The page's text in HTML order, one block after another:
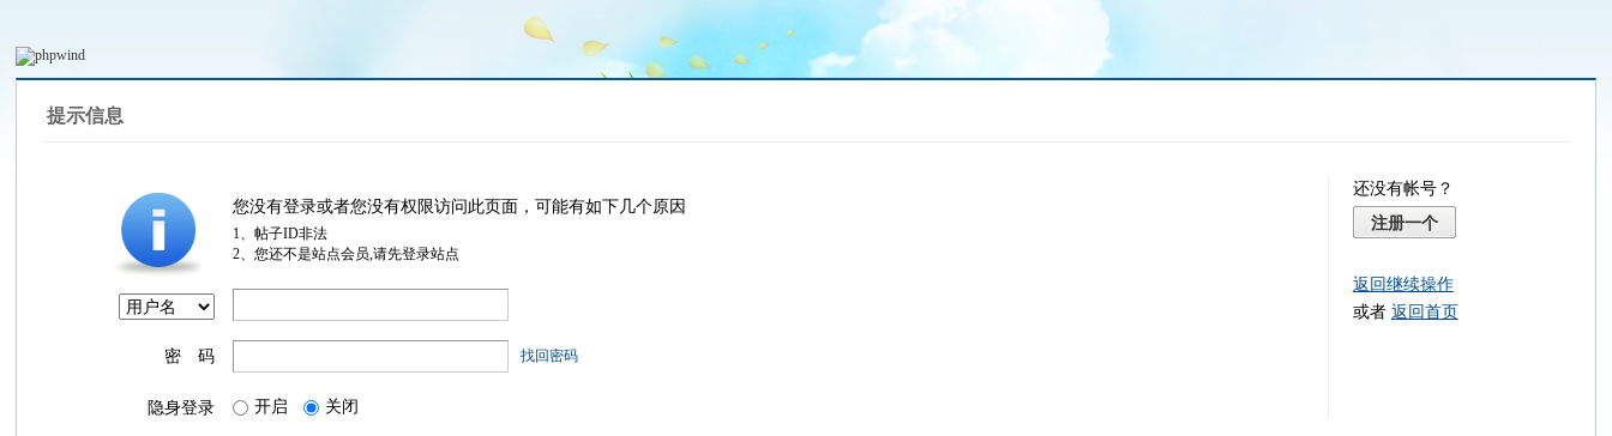
提示信息
您没有登录或者您没有权限访问此页面，可能有如下几个原因
1、帖子ID非法
2、您还不是站点会员,请先登录站点
密 码 找回密码
隐身登录 开启 关闭
还没有帐号？
注册一个
返回继续操作
或者 返回首页